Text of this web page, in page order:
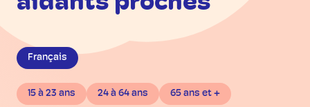
Français
15 à 23 ans 24 à 64 ans 65 ans et +